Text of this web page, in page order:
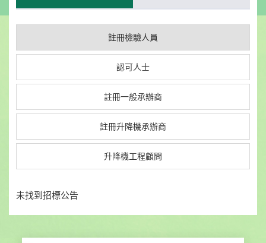
註冊檢驗人員
認可人士
註冊一般承辦商
註冊升降機承辦商
升降機工程顧問
未找到招標公告